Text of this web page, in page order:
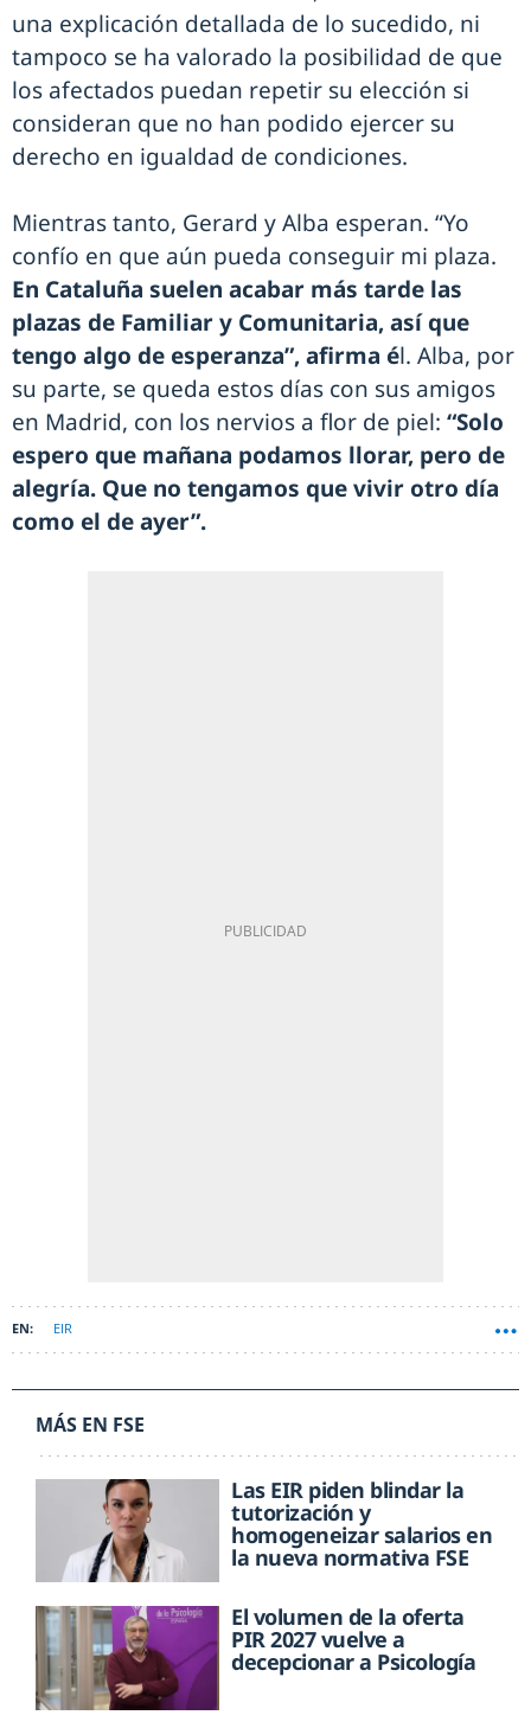
una explicación detallada de lo sucedido, ni
tampoco se ha valorado la posibilidad de que
los afectados puedan repetir su elección si
consideran que no han podido ejercer su
derecho en igualdad de condiciones.
Mientras tanto, Gerard y Alba esperan. “Yo
confío en que aún pueda conseguir mi plaza.
En Cataluña suelen acabar más tarde las
plazas de Familiar y Comunitaria, así que
tengo algo de esperanza”, afirma él. Alba, por
su parte, se queda estos días con sus amigos
en Madrid, con los nervios a flor de piel: “Solo
espero que mañana podamos llorar, pero de
alegría. Que no tengamos que vivir otro día
como el de ayer”.
EIR
MÁS EN FSE
Las EIR piden blindar la
tutorización y
homogeneizar salarios en
la nueva normativa FSE
El volumen de la oferta
PIR 2027 vuelve a
decepcionar a Psicología